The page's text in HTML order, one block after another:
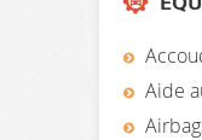
Aide